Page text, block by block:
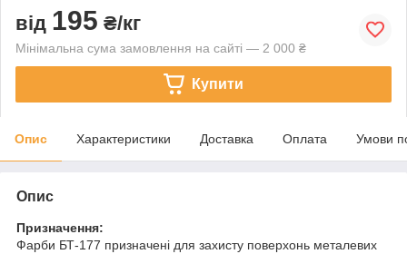
від 195 ₴/кг
Мінімальна сума замовлення на сайті — 2 000 ₴
Купити
Опис Характеристики Доставка Оплата Умови
Опис
Призначення:
Фарби БТ-177 призначені для захисту поверхонь металевих